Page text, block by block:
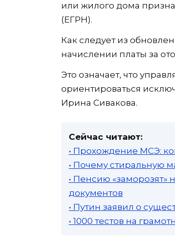
или жилого дома
(ЕГРН).
Как следует из
начислении платы за
Это означает, что
ориентироваться
Ирина Сивакова.
Сейчас читают:
• Прохождение МСЭ:
• Почему стиральную
• Пенсию «заморозят»
документов
• Путин заявил о
• 1000 тестов на